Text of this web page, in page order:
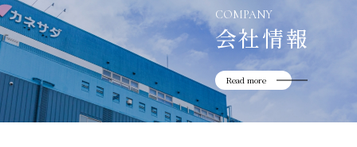
COMPANY
会社情報
Read more